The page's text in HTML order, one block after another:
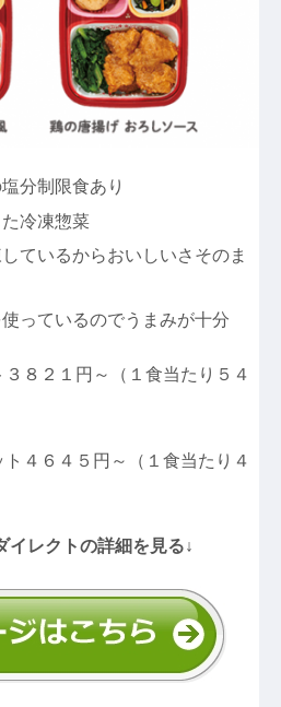
分制限食あり
冷凍惣菜
ているからおいしいさそのま
っているのでうまみが十分
８２１円～（１食当たり５４
４６４５円～（１食当たり４
イレクトの詳細を見る↓